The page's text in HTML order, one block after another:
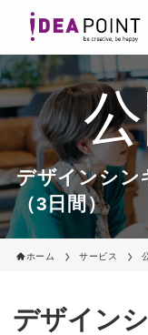
デザインシン
（3日間）
ホーム サービス
デザイン